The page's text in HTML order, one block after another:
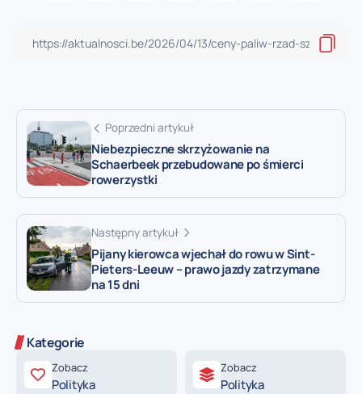
Poprzedni artykuł
Niebezpieczne skrzyżowanie na
Schaerbeek przebudowane po śmierci
rowerzystki
Następny artykuł
Pijany kierowca wjechał do rowu w Sint-
Pieters-Leeuw – prawo jazdy zatrzymane
na 15 dni
Kategorie
Zobacz
Polityka
Zobacz
Polityka